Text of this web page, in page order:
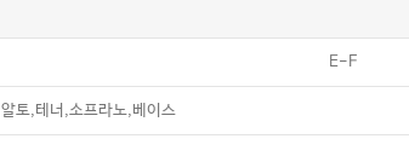
16
E-F
알토,테너,소프라노,베이스